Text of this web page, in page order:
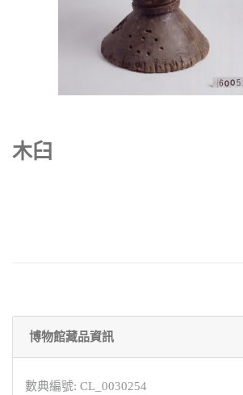
木臼
博物館藏品資訊
數典編號: CL_0030254